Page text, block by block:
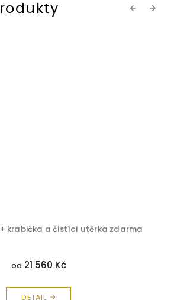
Previous
+ krabička a čistící utěrka zdarma
od21 560 Kč
DETAIL
Next